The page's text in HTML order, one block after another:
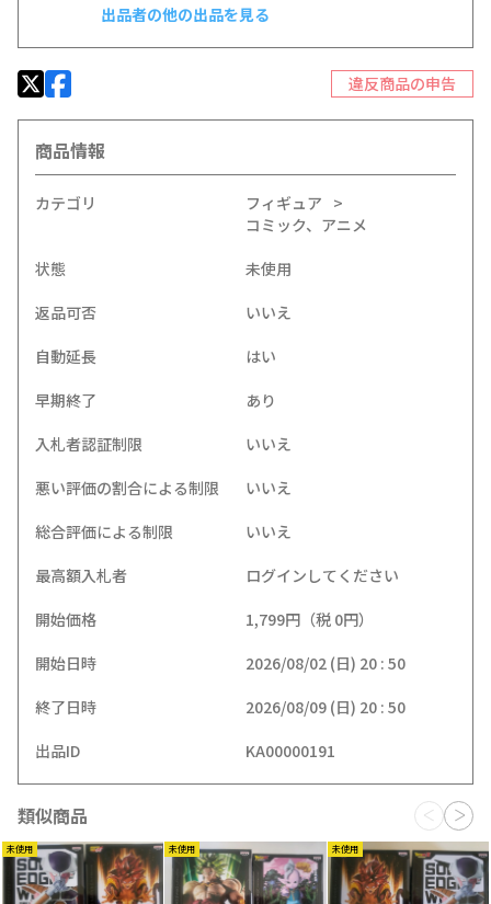
出品者の他の出品を見る
違反商品の申告
商品情報
カテゴリ
フィギュア
コミック、アニメ
状態
未使用
返品可否
いいえ
自動延長
はい
早期終了
あり
入札者認証制限
いいえ
悪い評価の割合による制限
いいえ
総合評価による制限
いいえ
最高額入札者
ログインしてください
開始価格
1,799円（税 0円）
開始日時
2026/08/02 (日) 20 : 50
終了日時
2026/08/09 (日) 20 : 50
出品ID
KA00000191
類似商品
未使用 未使用 未使用